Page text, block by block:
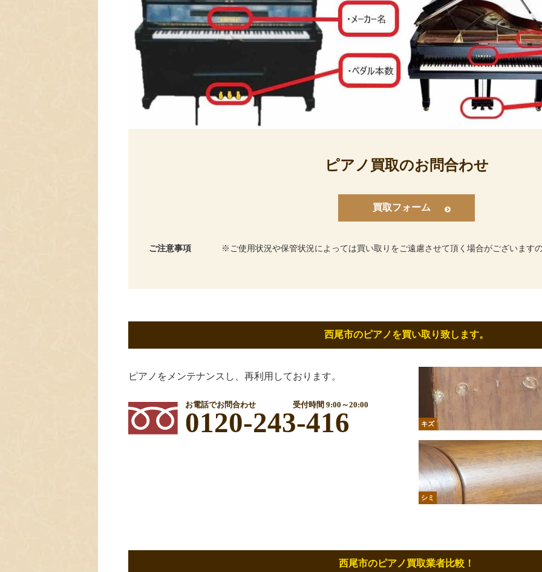
ピアノ買取のお問合わせ
買取フォーム
ご注意事項 ご使用状況や保管状況によっては買い取りをご遠慮させて頂く場合がございます
西尾市のピアノを買い取り致します。
ピアノをメンテナンスし、再利用しております。
お電話でお問合わせ 受付時間 9:00～20:00
0120-243-416 キズ
シミ
西尾市のピアノ買取業者比較！